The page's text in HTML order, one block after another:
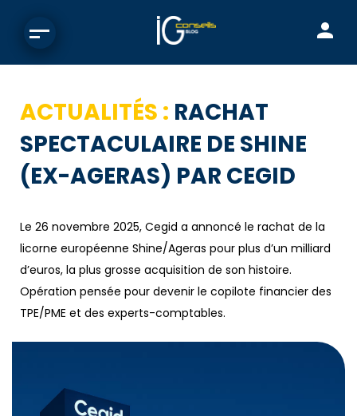
ACTUALITÉS : RACHAT
SPECTACULAIRE DE SHINE
(EX-AGERAS) PAR CEGID
Le 26 novembre 2025, Cegid a annoncé le rachat de la
licorne européenne Shine/Ageras pour plus d’un milliard
d’euros, la plus grosse acquisition de son histoire.
Opération pensée pour devenir le copilote financier des
TPE/PME et des experts-comptables.